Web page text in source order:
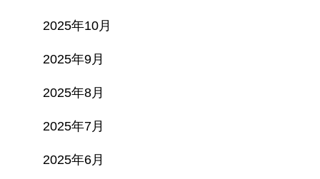
2025年10月
2025年9月
2025年8月
2025年7月
2025年6月